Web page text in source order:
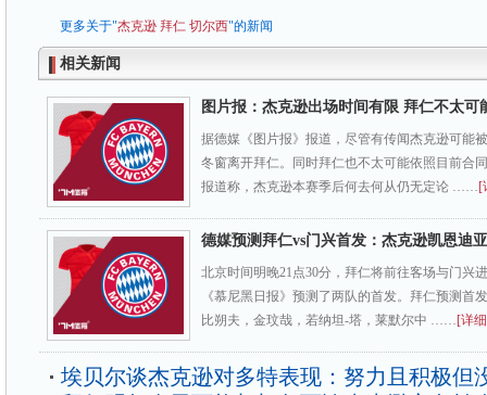
更多关于"杰克逊 拜仁 切尔西"的新闻
相关新闻
图片报：杰克逊出场时间有限 拜仁不太可
据德媒《图片报》报道，尽管有传闻杰克逊可能
冬窗离开拜仁。同时拜仁也不太可能依照目前合
报道称，杰克逊本赛季后何去何从仍无定论 ……[
德媒预测拜仁vs门兴首发：杰克逊凯恩迪
北京时间明晚21点30分，拜仁将前往客场与门兴
《慕尼黑日报》预测了两队的首发。拜仁预测首
比朔夫，金玟哉，若纳坦-塔，莱默尔中 ……[详
埃贝尔谈杰克逊对多特表现：努力且积极但